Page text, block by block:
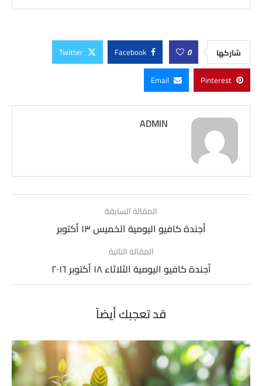
شاركها 0
Facebook
Twitter
Pinterest
Email
ADMIN
المقالة السابقة
أجندة كافيو اليومية الخميس ١٣ أكتوبر
المقالة التالية
أجندة كافيو اليومية الثلاثاء ١٨ أكتوبر ٢٠١٦
قد تعجبك أيضاً